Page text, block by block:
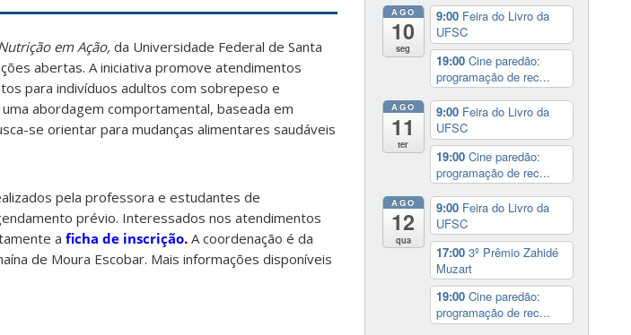
em Ação, da Universidade Federal de Santa
abertas. A iniciativa promove atendimentos
para indivíduos adultos com sobrepeso e
abordagem comportamental, baseada em
se orientar para mudanças alimentares saudáveis
pela professora e estudantes de
prévio. Interessados nos atendimentos
a ficha de inscrição. A coordenação é da
de Moura Escobar. Mais informações disponíveis
AGO
10
seg
9:00 Feira do Livro da
UFSC
19:00 Cine paredão:
programação de rec...
AGO
11
ter
9:00 Feira do Livro da
UFSC
19:00 Cine paredão:
programação de rec...
AGO
12
qua
9:00 Feira do Livro da
UFSC
17:00 3º Prêmio Zahidé
Muzart
19:00 Cine paredão:
programação de rec...